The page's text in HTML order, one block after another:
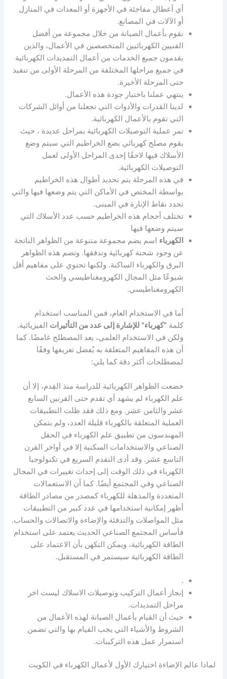
أي أعطال مفاجئة في الأجهزة أو المعدات في المنازل
أو الآلات في المصانع.
نقوم بأعمال الصيانة من خلال مجموعة من أفضل
الفنيين الكهربائيين المتخصصين في الأعمال، والذين
يقدمون جميع الخدمات من أعمال التمديدات الكهربائية
في جميع مراحلها المختلفة من المرحلة الأولى من تنفيذ
حتى المرحلة الأخيرة.
ينتهي عملنا باختبار جودة هذه الأعمال.
لدينا القدرات والأدوات التي تجعلنا من أوائل الشركات
التي تقوم بالأعمال الكهربائية.
تمر عملية التوصيلات الكهربائية بمراحل عديدة ، حيث
يقوم مصلح كهربائي بضع الخراطيم التي سيتم وضع
الأسلاك فيها لاحقًا إحدى المراحل الأولى لعمل
التوصيلات الكهربائية.
في هذه المرحلة يتم تحديد أطوال هذه الخراطيم
بواسطة المختص في الأماكن التي يتم وضعها فيها والتي
تحدد نقاط الإنارة في المبنى.
تختلف أحجام هذه الخراطيم حسب عدد الأسلاك التي
سيتم وضعها فيها
الكهرباء اسم يضم مجموعة متنوعة من الظواهر الناتجة
عن وجود شحنة كهربائية وتدفقها. وتضم هذه الظواهر
البرق والكهرباء الساكنة. ولكنها تحتوي على مفاهيم أقل
شيوعًا مثل المجال الكهرومغناطيسي والحث
الكهرومغناطيسي.
أما في الاستخدام العام، فمن المناسب استخدام
كلمة“كهرباء” للإشارة إلى عدد من التأثيرات الفيزيائية.
ولكن في الاستخدام العلمي، يعد المصطلح غامضًا. كما
أن هذه المفاهيم المتعلقة به يُفضل تعريفها وفقًا
لمصطلحات أكثر دقة كما يلي:
خضعت الظواهر الكهربائية للدراسة منذ القِدم، إلا أن
علم الكهرباء لم يشهد أي تقدم حتى القرنين السابع
عشر والثامن عشر. ومع ذلك فقد ظلت التطبيقات
العملية المتعلقة بالكهرباء قليلة العدد، ولم يتمكن
المهندسون من تطبيق علم الكهرباء في الحقل
الصناعي والاستخدامات السكنية إلا في أواخر القرن
التاسع عشر. وقد أدى التقدم السريع في تكنولوجيا
الكهرباء في ذلك الوقت إلى إحداث تغييرات في المجال
الصناعي وفي المجتمع أيضًا. كما أن الاستعمالات
المتعددة والمذهلة للكهرباء كمصدر من مصادر الطاقة
أظهر إمكانية استخدامها في عدد كبير من التطبيقات
مثل المواصلات والتدفئة والإضاءة والاتصالات والحساب.
فأساس المجتمع الصناعي الحديث يعتمد على استخدام
الطاقة الكهربائية، ويمكن التكهن بأن الاعتماد على
الطاقة الكهربائية سيستمر في المستقبل.
.
إنجاز أعمال التركيب وتوصيلات الاسلاك ليست اخر
مراحل التمديدات.
حيث أن القيام بأعمال الصيانة لهذه الأعمال من
الشروط والأشياء التي يجب القيام بها والتي تضمن
استمرار عمل هذه التركيبات.
لماذا عالم الإضاءة اختيارك الأول لأعمال الكهرباء في الكويت